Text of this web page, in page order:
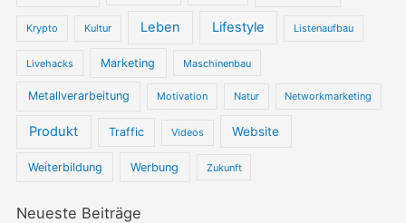
Krypto Kultur Leben Lifestyle Listenaufbau
Livehacks Marketing Maschinenbau
Metallverarbeitung Motivation Natur Networkmarketing
Produkt Traffic Videos Website
Weiterbildung Werbung Zukunft
Neueste Beiträge